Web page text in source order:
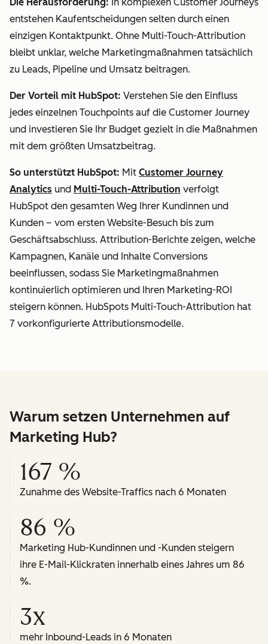
Die Herausforderung: In komplexen Customer Journeys
entstehen Kaufentscheidungen selten durch einen
einzigen Kontaktpunkt. Ohne Multi-Touch-Attribution
bleibt unklar, welche Marketingmaßnahmen tatsächlich
zu Leads, Pipeline und Umsatz beitragen.
Der Vorteil mit HubSpot: Verstehen Sie den Einfluss
jedes einzelnen Touchpoints auf die Customer Journey
und investieren Sie Ihr Budget gezielt in die Maßnahmen
mit dem größten Umsatzbeitrag.
So unterstützt HubSpot: Mit Customer Journey
Analytics und Multi-Touch-Attribution verfolgt
HubSpot den gesamten Weg Ihrer Kundinnen und
Kunden – vom ersten Website-Besuch bis zum
Geschäftsabschluss. Attribution-Berichte zeigen, welche
Kampagnen, Kanäle und Inhalte Conversions
beeinflussen, sodass Sie Marketingmaßnahmen
kontinuierlich optimieren und Ihren Marketing-ROI
steigern können. HubSpots Multi-Touch-Attribution hat
7 vorkonfigurierte Attributionsmodelle.
Warum setzen Unternehmen auf
Marketing Hub?
167 %
Zunahme des Website-Traffics nach 6 Monaten
86 %
Marketing Hub-Kundinnen und -Kunden steigern
ihre E-Mail-Klickraten innerhalb eines Jahres um 86
%.
3x
mehr Inbound-Leads in 6 Monaten